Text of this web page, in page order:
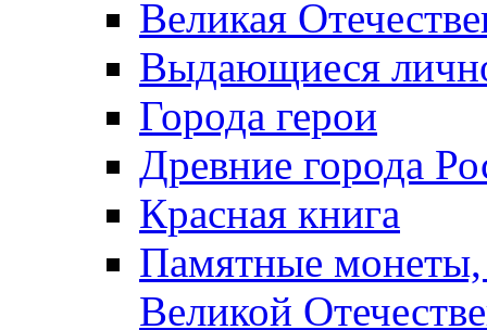
Великая
Выдающиеся
Города герои
Древние города
Красная книга
Памятные
Великой